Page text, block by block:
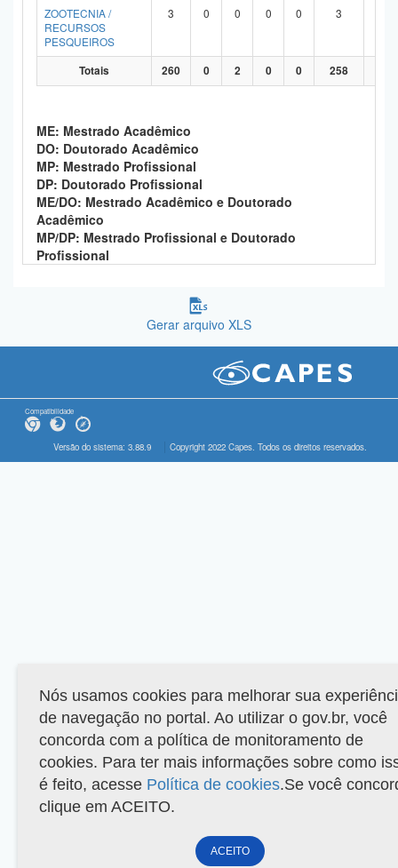
ZOOTECNIA /
RECURSOS
PESQUEIROS
3 0 0 0 0 3
Totais 260 0 2 0 0 258
ME: Mestrado Acadêmico
DO: Doutorado Acadêmico
MP: Mestrado Profissional
DP: Doutorado Profissional
ME/DO: Mestrado Acadêmico e Doutorado
Acadêmico
MP/DP: Mestrado Profissional e Doutorado
Profissional
Gerar arquivo XLS
Compatibilidade
Versão do sistema: 3.88.9 Copyright 2022 Capes. Todos os direitos reservados.
Nós usamos cookies para melhorar sua
de navegação no portal. Ao utilizar o gov.br, você
concorda com a política de monitoramento de
cookies. Para ter mais informações sobre como
é feito, acesse Política de cookies.Se você
clique em ACEITO.
ACEITO